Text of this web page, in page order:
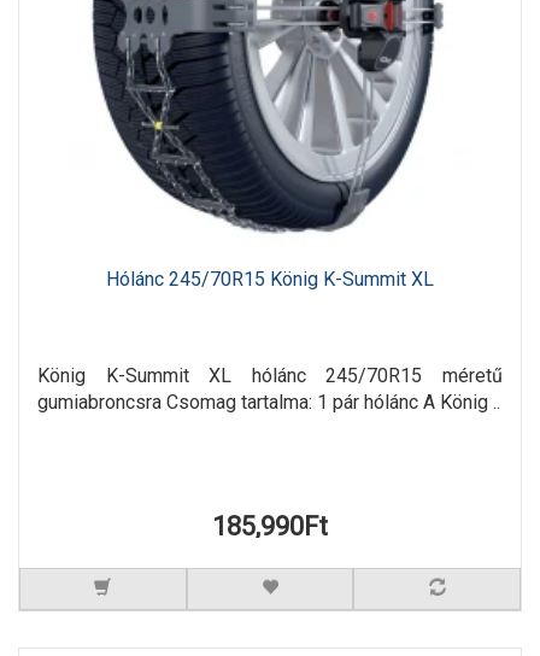
Hólánc 245/70R15 König K-Summit XL
König K-Summit XL hólánc 245/70R15 méretű
gumiabroncsra Csomag tartalma: 1 pár hólánc A König ..
185,990Ft